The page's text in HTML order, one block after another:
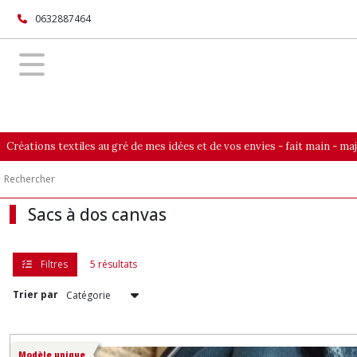
0632887464
Créations textiles au gré de mes idées et de vos envies - fait main -
Sacs à dos canvas
Filtres 5 résultats
Trier par
Modèle unique
Fermer
FILTRES
Sacs
et
pochettes
Le
(3)
Les